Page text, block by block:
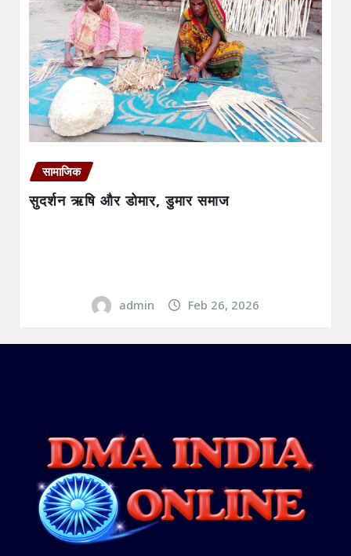
सामाजिक
सुदर्शन ऋषि और डोमार, डुमार समाज
admin Feb 26, 2026